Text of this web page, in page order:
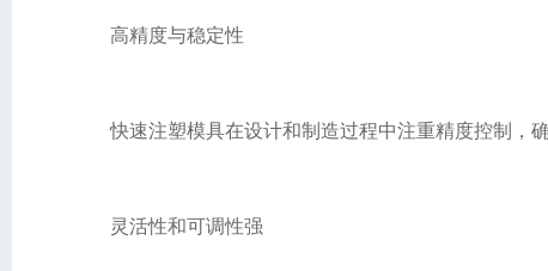
高精度与稳定性
快速注塑模具在设计和制造过程中注重精度控制，
灵活性和可调性强